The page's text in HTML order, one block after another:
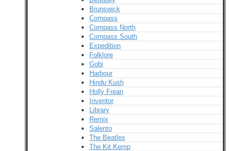
Brunswick
Compass
Compass North
Compass South
Expedition
Folklore
Gobi
Harbour
Hindu Kush
Holly Frean
Inventor
Library
Remix
Salento
The Beatles
The Kit Kemp